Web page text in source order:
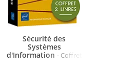
Sécurité des
Systèmes
d'Information - Coffret